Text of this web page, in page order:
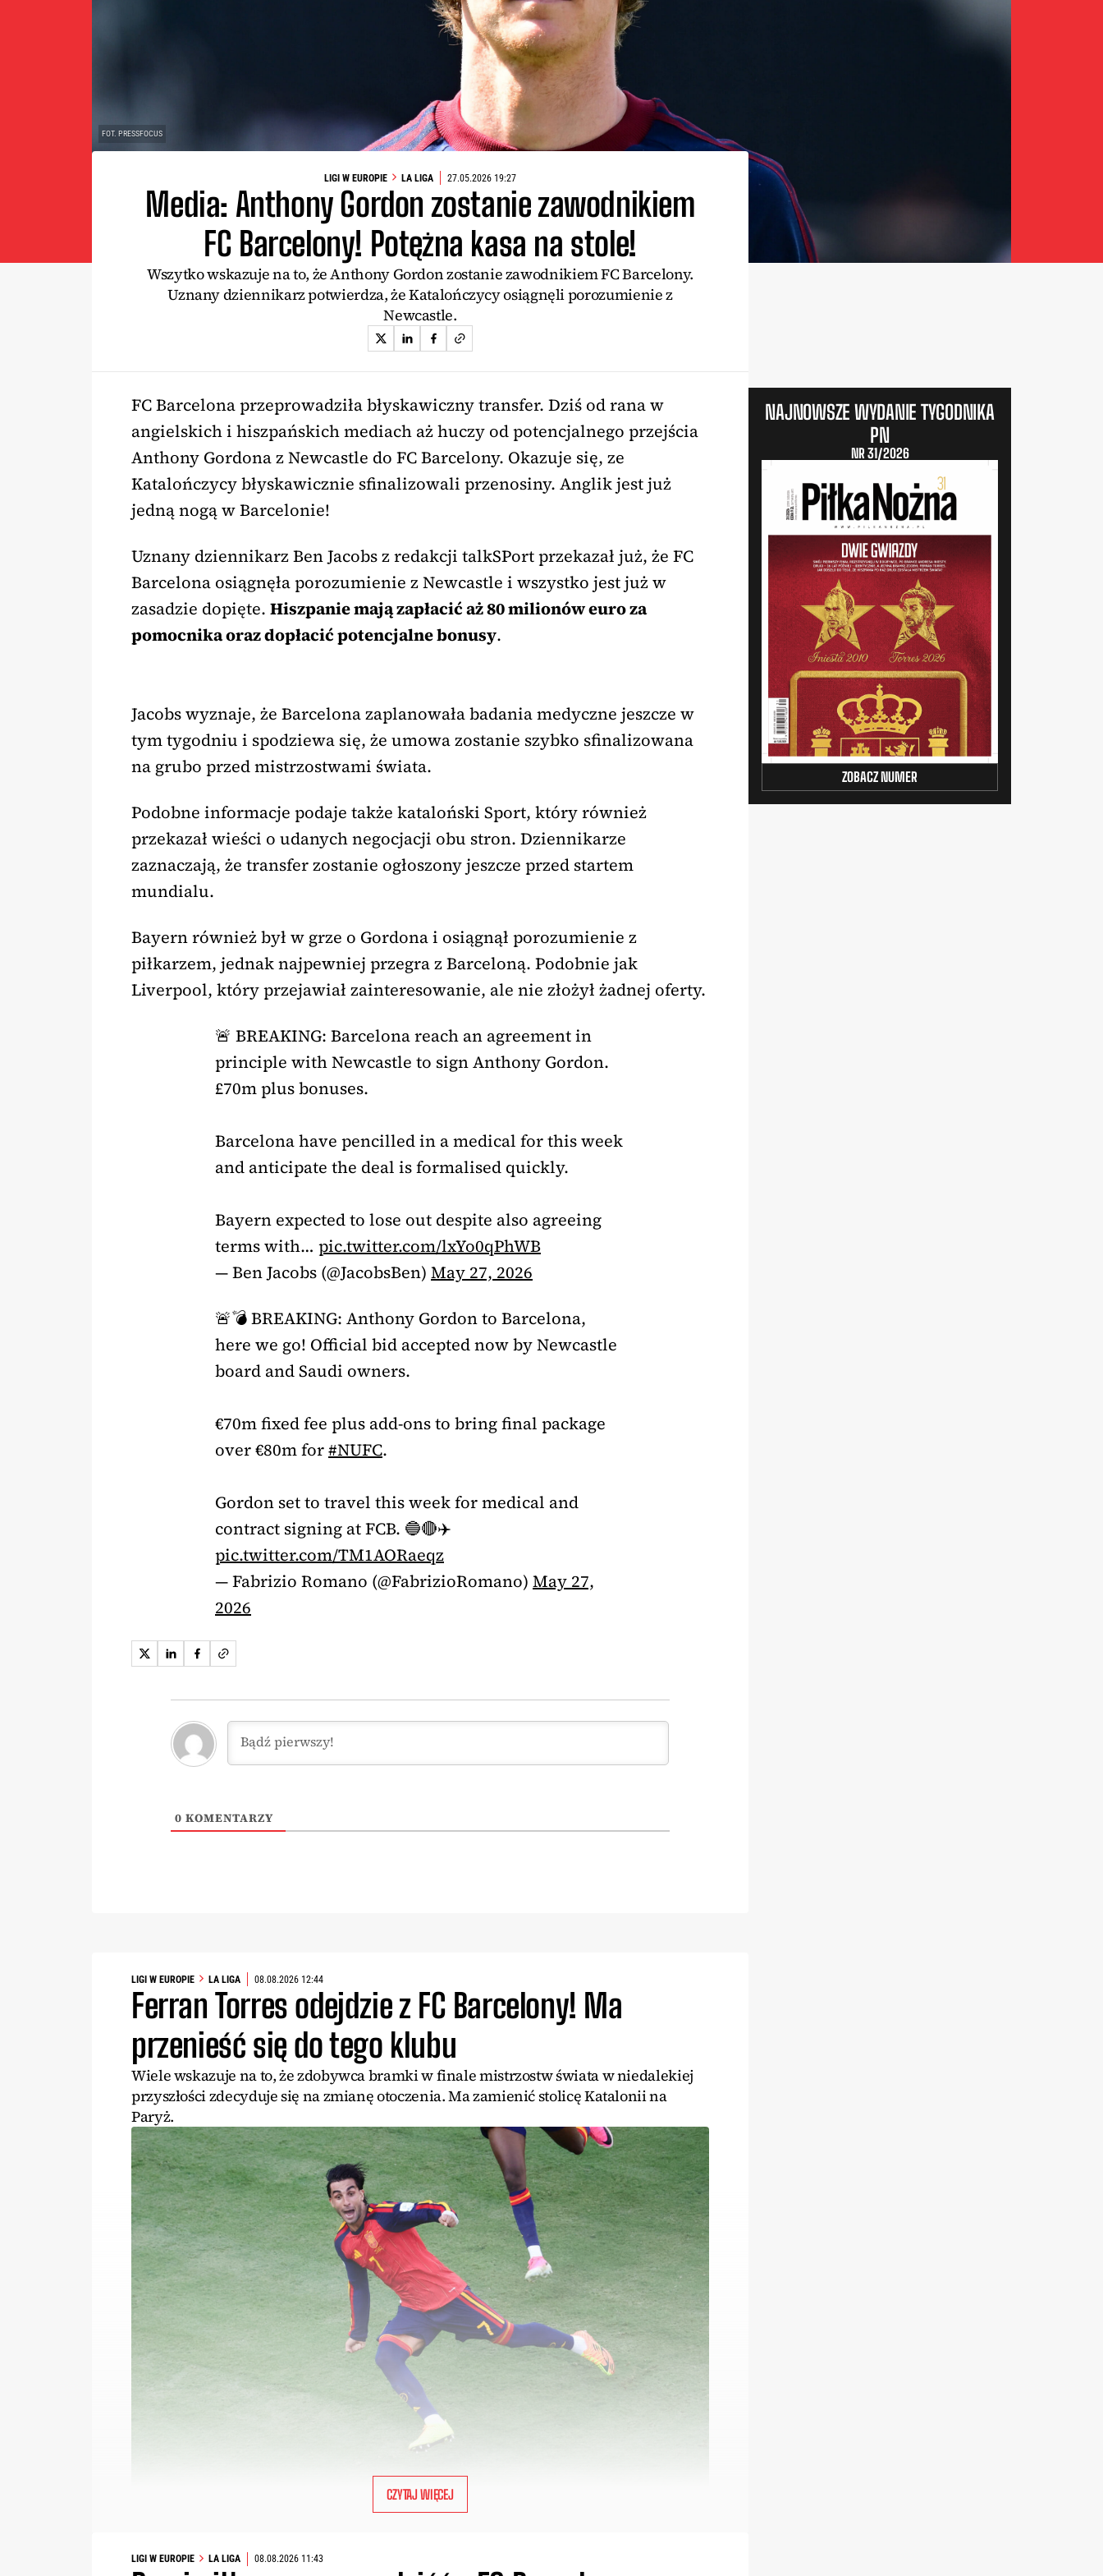
FOT. PRESSFOCUS
LIGI W EUROPIE LA LIGA 27.05.2026 19:27
Media: Anthony Gordon zostanie zawodnikiem
FC Barcelony! Potężna kasa na stole!
Wszytko wskazuje na to, że Anthony Gordon zostanie zawodnikiem FC Barcelony.
Uznany dziennikarz potwierdza, że Katalończycy osiągnęli porozumienie z
Newcastle.
FC Barcelona przeprowadziła błyskawiczny transfer. Dziś od rana w
angielskich i hiszpańskich mediach aż huczy od potencjalnego przejścia
Anthony Gordona z Newcastle do FC Barcelony. Okazuje się, ze
Katalończycy błyskawicznie sfinalizowali przenosiny. Anglik jest już
jedną nogą w Barcelonie!
Uznany dziennikarz Ben Jacobs z redakcji talkSPort przekazał już, że FC
Barcelona osiągnęła porozumienie z Newcastle i wszystko jest już w
zasadzie dopięte. Hiszpanie mają zapłacić aż 80 milionów euro za
pomocnika oraz dopłacić potencjalne bonusy.
Jacobs wyznaje, że Barcelona zaplanowała badania medyczne jeszcze w
tym tygodniu i spodziewa się, że umowa zostanie szybko sfinalizowana
na grubo przed mistrzostwami świata.
Podobne informacje podaje także kataloński Sport, który również
przekazał wieści o udanych negocjacji obu stron. Dziennikarze
zaznaczają, że transfer zostanie ogłoszony jeszcze przed startem
mundialu.
Bayern również był w grze o Gordona i osiągnął porozumienie z
piłkarzem, jednak najpewniej przegra z Barceloną. Podobnie jak
Liverpool, który przejawiał zainteresowanie, ale nie złożył żadnej oferty.
🚨 BREAKING: Barcelona reach an agreement in
principle with Newcastle to sign Anthony Gordon.
£70m plus bonuses.
Barcelona have pencilled in a medical for this week
and anticipate the deal is formalised quickly.
Bayern expected to lose out despite also agreeing
terms with… pic.twitter.com/lxYo0qPhWB
— Ben Jacobs (@JacobsBen) May 27, 2026
🚨💣 BREAKING: Anthony Gordon to Barcelona,
here we go! Official bid accepted now by Newcastle
board and Saudi owners.
€70m fixed fee plus add-ons to bring final package
over €80m for#NUFC.
Gordon set to travel this week for medical and
contract signing at FCB. 🔵🔴✈️
pic.twitter.com/TM1AORaeqz
— Fabrizio Romano (@FabrizioRomano) May 27,
2026
0 KOMENTARZY
NAJNOWSZE WYDANIE TYGODNIKA
PN
NR 31/2026
ZOBACZ NUMER
LIGI W EUROPIE LA LIGA 08.08.2026 12:44
Ferran Torres odejdzie z FC Barcelony! Ma
przenieść się do tego klubu
Wiele wskazuje na to, że zdobywca bramki w finale mistrzostw świata w niedalekiej
przyszłości zdecyduje się na zmianę otoczenia. Ma zamienić stolicę Katalonii na
Paryż.
CZYTAJ WIĘCEJ
LIGI W EUROPIE LA LIGA 08.08.2026 11:43